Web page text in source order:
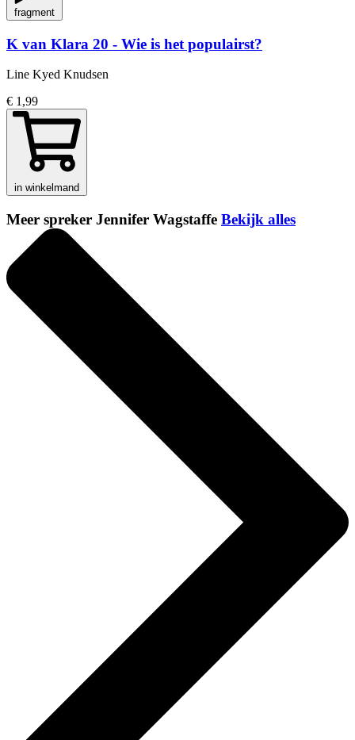
fragment
K van Klara 20 - Wie is het populairst?
Line Kyed Knudsen
€ 1,99
in winkelmand
Meer spreker Jennifer Wagstaffe Bekijk alles